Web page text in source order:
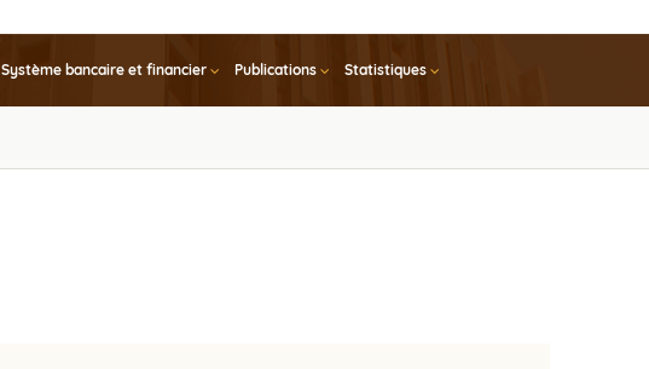
Système bancaire et financier Publications Statistiques